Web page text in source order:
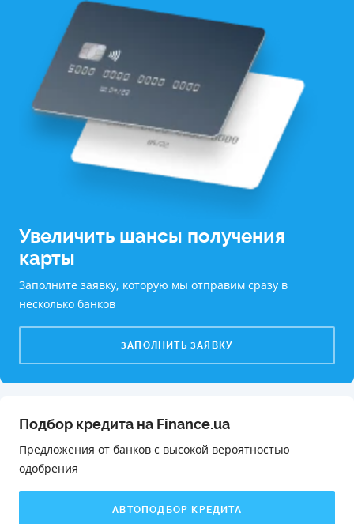
Увеличить шансы получения
карты
Заполните заявку, которую мы отправим сразу в
несколько банков
ЗАПОЛНИТЬ ЗАЯВКУ
Подбор кредита на Finance.ua
Предложения от банков с высокой вероятностью
одобрения️
АВТОПОДБОР КРЕДИТА